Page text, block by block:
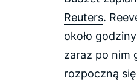
Reuters.
około
zaraz po nim
rozpoczną